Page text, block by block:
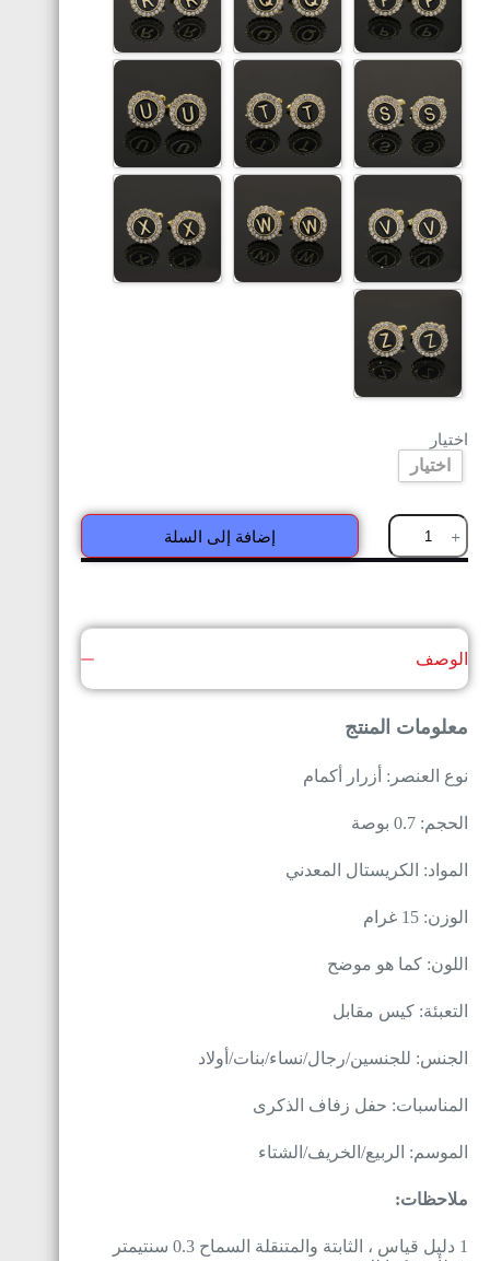
اختيار
اختيار
إضافة إلى السلة
الوصف
معلومات المنتج
نوع العنصر: أزرار أكمام
الحجم: 0.7 بوصة
المواد: الكريستال المعدني
الوزن: 15 غرام
اللون: كما هو موضح
التعبئة: كيس مقابل
الجنس: للجنسين/رجال/نساء/بنات/أولاد
المناسبات: حفل زفاف الذكرى
الموسم: الربيع/الخريف/الشتاء
ملاحظات:
1 دليل قياس ، الثابتة والمتنقلة السماح 0.3 سنتيمتر